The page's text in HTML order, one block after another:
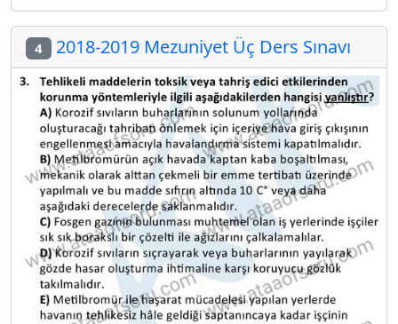
4 2018-2019 Mezuniyet Üç Ders Sınavı